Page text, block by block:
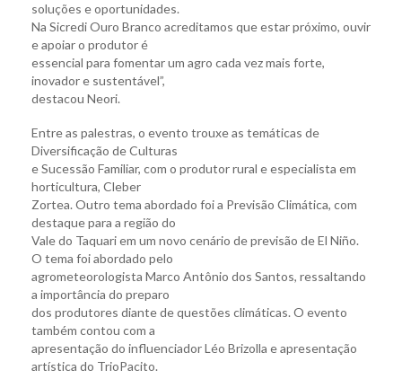
soluções e oportunidades.
Na Sicredi Ouro Branco acreditamos que estar próximo, ouvir
e apoiar o produtor é
essencial para fomentar um agro cada vez mais forte,
inovador e sustentável”,
destacou Neori.
Entre as palestras, o evento trouxe as temáticas de
Diversificação de Culturas
e Sucessão Familiar, com o produtor rural e especialista em
horticultura, Cleber
Zortea. Outro tema abordado foi a Previsão Climática, com
destaque para a região do
Vale do Taquari em um novo cenário de previsão de El Niño.
O tema foi abordado pelo
agrometeorologista Marco Antônio dos Santos, ressaltando
a importância do preparo
dos produtores diante de questões climáticas. O evento
também contou com a
apresentação do influenciador Léo Brizolla e apresentação
artística do TrioPacito.